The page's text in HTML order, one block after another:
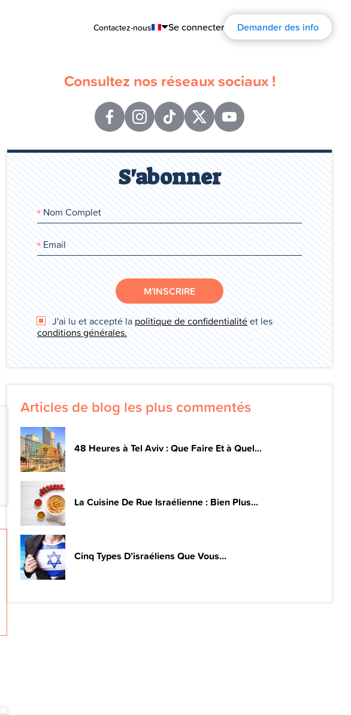
Contactez-nous
Português
Español
Français
Deutsch
Русский
Se connecter Demander des info
Consultez nos réseaux sociaux !
S'abonner
M'INSCRIRE
J'ai lu et accepté la politique de confidentialitéet les
conditions générales.
Articles de blog les plus commentés
48 Heures à Tel Aviv : Que Faire Et à Quel...
La Cuisine De Rue Israélienne : Bien Plus...
Cinq Types D’israéliens Que Vous...